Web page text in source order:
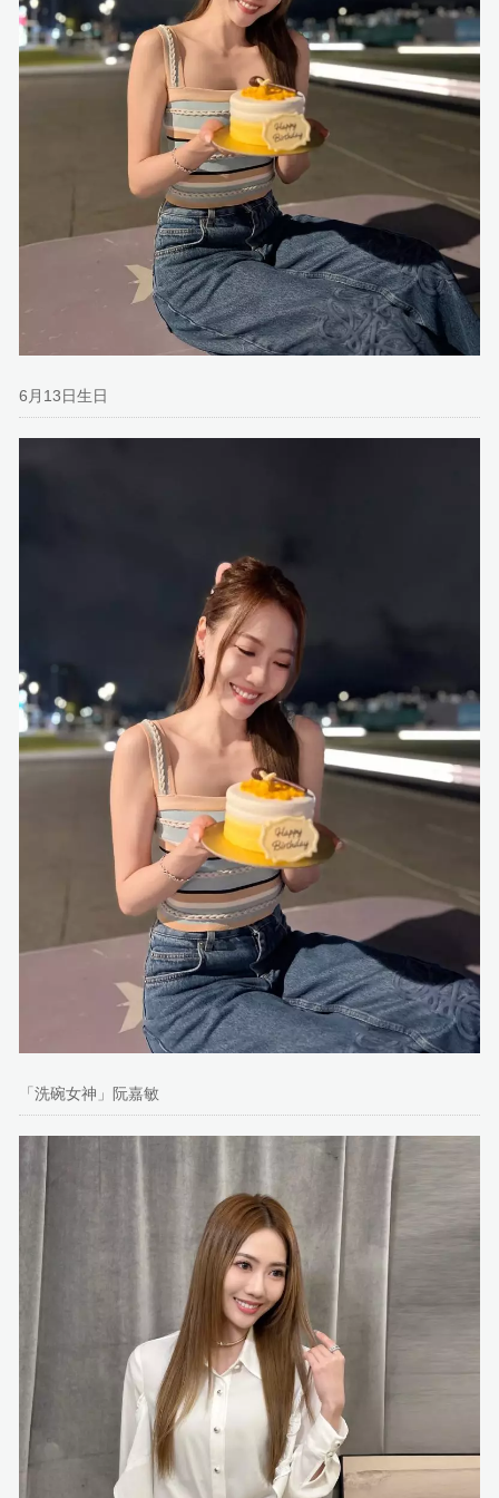
6月13日生日
「洗碗女神」阮嘉敏